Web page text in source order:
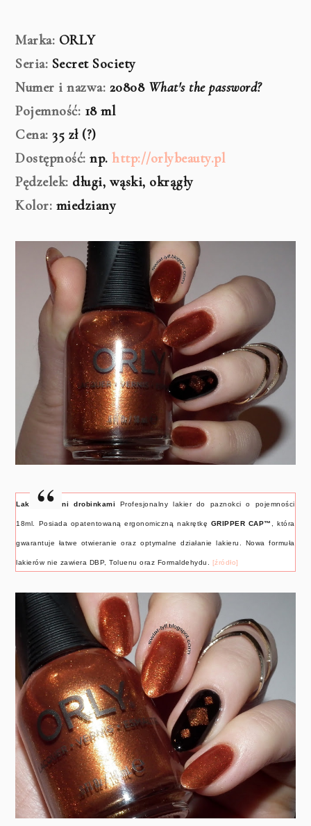
Marka: ORLY
Seria: Secret Society
Numer i nazwa: 20808 What's the password?
Pojemność: 18 ml
Cena:35 zł (?)
Dostępność:np.http://orlybeauty.pl
Pędzelek: długi, wąski, okrągły
Kolor: miedziany
Lakier z mini drobinkami Profesjonalny lakier do paznokci o pojemności
18ml. Posiada opatentowaną ergonomiczną nakrętkę GRIPPER CAP™ , która
gwarantuje łatwe otwieranie oraz optymalne działanie lakieru. Nowa formuła
lakierów nie zawiera DBP, Toluenu oraz Formaldehydu. [źródło]